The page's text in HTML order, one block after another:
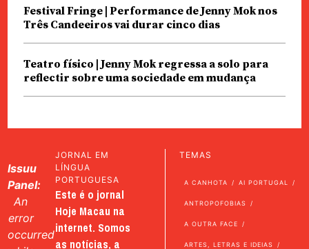
Festival Fringe | Performance de Jenny Mok nos
Três Candeeiros vai durar cinco dias
Teatro físico | Jenny Mok regressa a solo para
reflectir sobre uma sociedade em mudança
Issuu
Panel:
An
error
occurred
JORNAL EM
LÍNGUA
PORTUGUESA
Este é o jornal
Hoje Macau na
internet. Somos
as notícias, a
TEMAS
A CANHOTA AI PORTUGAL
ANTROPOFOBIAS
A OUTRA FACE
ARTES, LETRAS E IDEIAS